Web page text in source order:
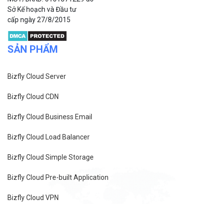
Thành phố Hà Nội.
MST/ĐKKD: 0101871229 do
Sở Kế hoạch và Đầu tư
cấp ngày 27/8/2015
SẢN PHẨM
Bizfly Cloud Server
Bizfly Cloud CDN
Bizfly Cloud Business Email
Bizfly Cloud Load Balancer
Bizfly Cloud Simple Storage
Bizfly Cloud Pre-built Application